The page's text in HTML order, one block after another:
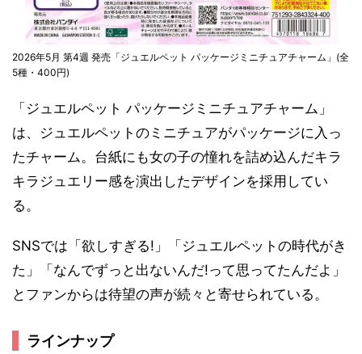
2026年5月 第4週 発売「ジュエルペット パッケージミニチュアチャーム」(全
5種・400円)
「ジュエルペット パッケージミニチュアチャーム」
は、ジュエルペットのミニチュアがパッケージに入っ
たチャーム。台紙にも女の子の憧れを詰め込んだキラ
キラジュエリー感を演出したデザインを採用してい
る。
SNSでは「欲しすぎる!」「ジュエルペットの時代がき
た」「なんでずっと出ないんだ!って思ってたんだよ」
とファンからは待望の声が続々と寄せられている。
ラインナップ